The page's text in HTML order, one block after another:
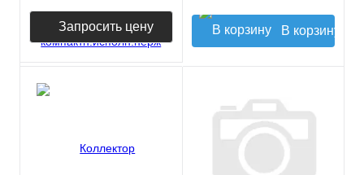
Запросить цену В корзину